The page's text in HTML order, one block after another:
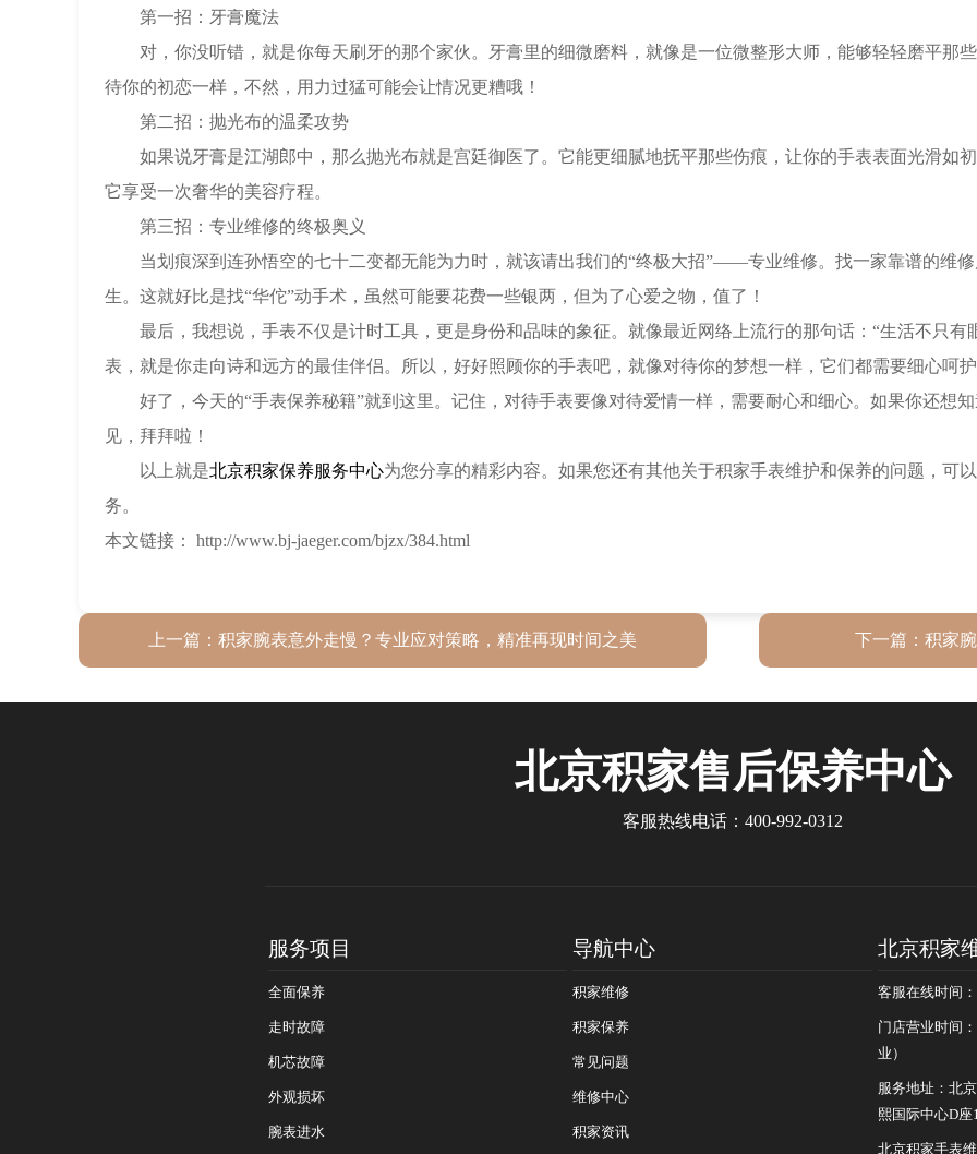
第一招：牙膏魔法
对，你没听错，就是你每天刷牙的那个家伙。牙膏里的细微磨料，就像是一位微整形大师，能够轻轻磨平那
待你的初恋一样，不然，用力过猛可能会让情况更糟哦！
第二招：抛光布的温柔攻势
如果说牙膏是江湖郎中，那么抛光布就是宫廷御医了。它能更细腻地抚平那些伤痕，让你的手表表面光滑如
它享受一次奢华的美容疗程。
第三招：专业维修的终极奥义
当划痕深到连孙悟空的七十二变都无能为力时，就该请出我们的“终极大招”——专业维修。找一家靠谱的维修
生。这就好比是找“华佗”动手术，虽然可能要花费一些银两，但为了心爱之物，值了！
最后，我想说，手表不仅是计时工具，更是身份和品味的象征。就像最近网络上流行的那句话：“生活不只有
表，就是你走向诗和远方的最佳伴侣。所以，好好照顾你的手表吧，就像对待你的梦想一样，它们都需要细心呵
好了，今天的“手表保养秘籍”就到这里。记住，对待手表要像对待爱情一样，需要耐心和细心。如果你还想
见，拜拜啦！
以上就是北京积家保养服务中心为您分享的精彩内容。如果您还有其他关于积家手表维护和保养的问题，可
务。
本文链接： http://www.bj-jaeger.com/bjzx/384.html
上一篇： 积家腕表意外走慢？专业应对策略，精准再现时间之美 下一篇： 积家
北京积家售后保养中心
客服热线电话：400-992-0312
服务项目
全面保养
走时故障
机芯故障
外观损坏
腕表进水
导航中心
积家维修
积家保养
常见问题
维修中心
积家资讯
北京积家
客服在线时间
门店营业时间
业）
服务地址：北
熙国际中心D座
北京积家手表